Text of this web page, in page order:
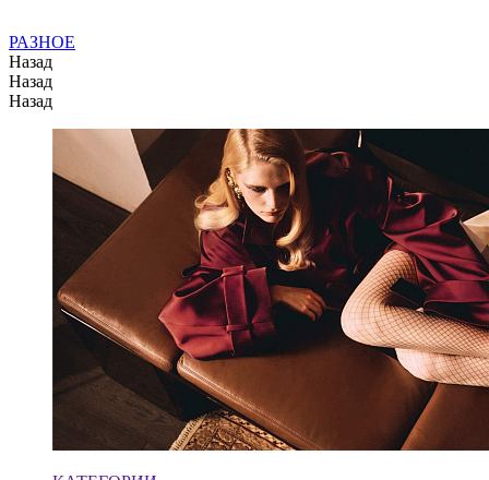
РАЗНОЕ
Назад
Назад
Назад